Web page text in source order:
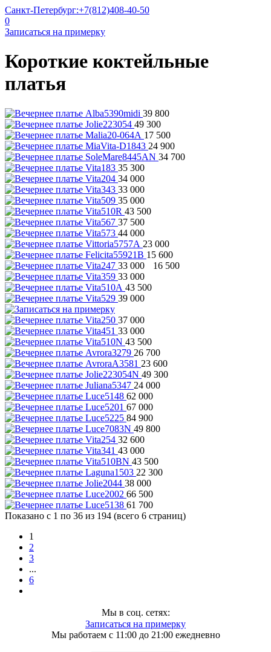
Санкт-Петербург:+7(812)408-40-50
0
Записаться на примерку
Короткие коктейльные
платья
39 800
49 300
17 500
24 900
34 700
35 300
34 000
33 000
35 000
43 500
37 500
44 000
23 000
15 600
33 000
16 500
33 000
43 500
39 000
37 000
33 000
43 500
26 700
23 600
49 300
24 000
62 000
67 000
84 900
49 800
32 600
43 000
43 500
22 300
38 000
66 500
61 700
Показано с 1 по 36 из 194 (всего 6 страниц)
1
2
3
...
6
Мы в соц. сетях:
Записаться на примерку
Мы работаем с 11:00 до 21:00 ежедневно